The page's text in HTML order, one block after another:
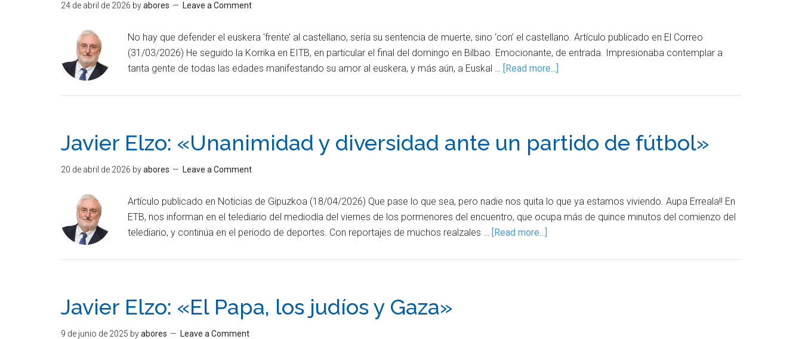
24 de abril de 2026 byabores Leave a Comment
No hay que defender el euskera ‘frente’ al castellano, sería su sentencia de muerte, sino ‘con’ el castellano. Artículo publicado en El Correo
(31/03/2026) He seguido la Korrika en EITB, en particular el final del domingo en Bilbao. Emocionante, de entrada. Impresionaba contemplar a
tanta gente de todas las edades manifestando su amor al euskera, y más aún, a Euskal … [Read more...]
Javier Elzo: «Unanimidad y diversidad ante un partido de fútbol»
20 de abril de 2026 byabores Leave a Comment
Artículo publicado en Noticias de Gipuzkoa (18/04/2026) Que pase lo que sea, pero nadie nos quita lo que ya estamos viviendo. Aupa Erreala!! En
ETB, nos informan en el telediario del mediodía del viernes de los pormenores del encuentro, que ocupa más de quince minutos del comienzo del
telediario, y continúa en el periodo de deportes. Con reportajes de muchos realzales … [Read more...]
Javier Elzo: «El Papa, los judíos y Gaza»
9 de junio de 2025 byabores Leave a Comment